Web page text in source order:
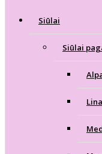
Siūlai
Siūlai